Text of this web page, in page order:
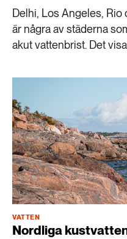
Delhi, Los Angeles,
är några av städerna
akut vattenbrist. Det
vattenkonkurs, om
VATTEN
Nordliga